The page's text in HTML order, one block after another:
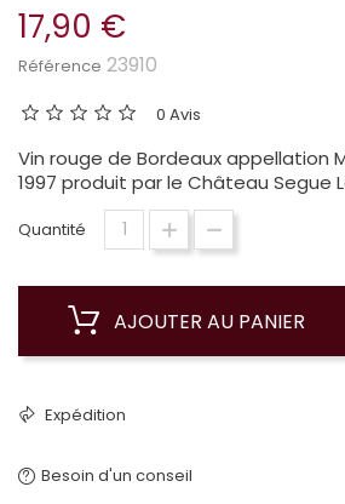
17,90 €
Référence 23910
0 Avis
Vin rouge de Bordeaux appellation
1997 produit par le Château Segue
Quantité
AJOUTER AU PANIER
Expédition
Besoin d'un conseil